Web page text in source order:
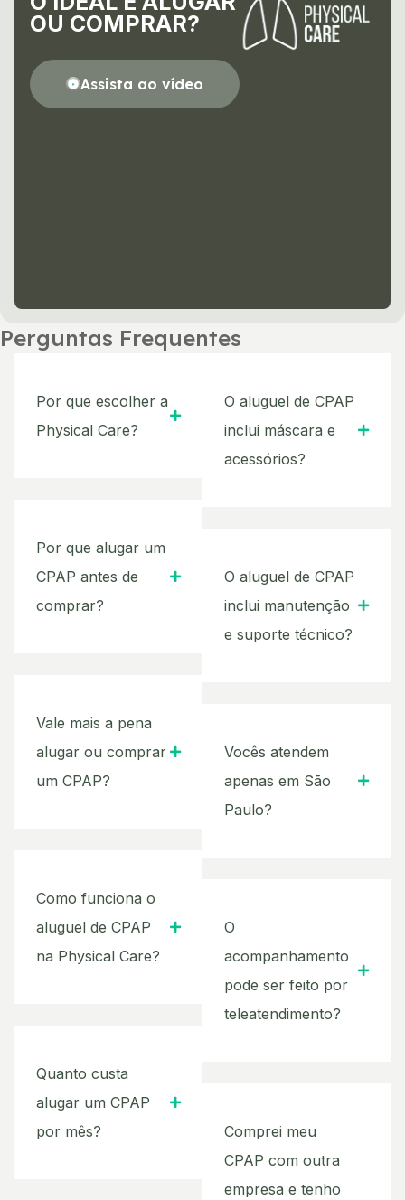
OU COMPRAR?
Assista ao vídeo
Perguntas Frequentes
Por que escolher a
Physical Care?
Por que alugar um
CPAP antes de
comprar?
Vale mais a pena
alugar ou comprar
um CPAP?
Como funciona o
aluguel de CPAP
na Physical Care?
Quanto custa
alugar um CPAP
por mês?
O aluguel de CPAP
inclui máscara e
acessórios?
O aluguel de CPAP
inclui manutenção
e suporte técnico?
Vocês atendem
apenas em São
Paulo?
O
acompanhamento
pode ser feito por
teleatendimento?
Comprei meu
CPAP com outra
empresa e tenho